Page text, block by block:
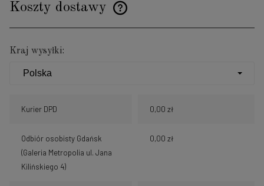
Koszty dostawy
Cena nie zawiera ewentualnych kosztów płatności
Kraj wysyłki:
Kurier DPD 0,00 zł
Odbiór osobisty Gdańsk
(Galeria Metropolia ul. Jana
Kilińskiego 4)
0,00 zł